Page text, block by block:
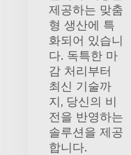
제공하는 맞춤
형 생산에 특
화되어 있습니
다. 독특한 마
감 처리부터
최신 기술까
지, 당신의 비
전을 반영하는
솔루션을 제공
합니다.